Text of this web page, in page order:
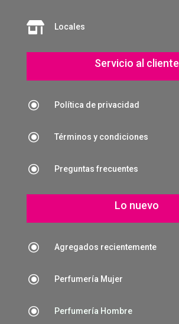
 Locales
Servicio al cliente
\ Política de privacidad
\ Términos y condiciones
\ Preguntas frecuentes
Lo nuevo
\ Agregados recientemente
\ Perfumería Mujer
\ Perfumería Hombre